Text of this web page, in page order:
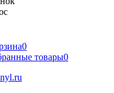
0
товары0